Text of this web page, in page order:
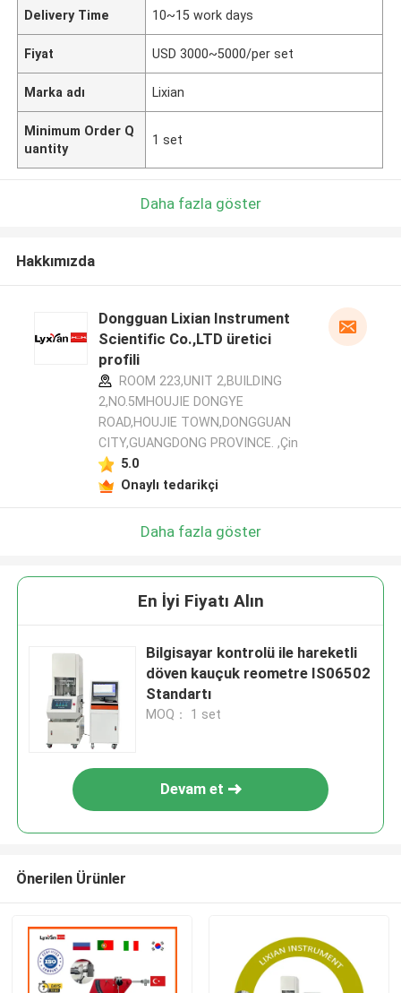
Delivery Time 10~15 work days
Fiyat USD 3000~5000/per set
Marka adı Lixian
Minimum Order Q
uantity
1 set
Daha fazla göster
Hakkımızda
Dongguan Lixian Instrument
Scientific Co.,LTD üretici
profili
ROOM 223,UNIT 2,BUILDING
2,NO.5MHOUJIE DONGYE
ROAD,HOUJIE TOWN,DONGGUAN
CITY,GUANGDONG PROVINCE. ,Çin
5.0
Onaylı tedarikçi
Daha fazla göster
En İyi Fiyatı Alın
Bilgisayar kontrolü ile hareketli
döven kauçuk reometre IS06502
Standartı
MOQ： 1 set
Devam et
Önerilen Ürünler